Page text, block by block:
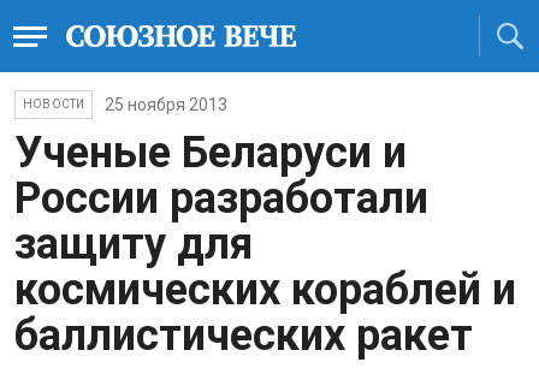
НОВОСТИ 25 ноября 2013
Ученые Беларуси и
России разработали
защиту для
космических кораблей и
баллистических ракет